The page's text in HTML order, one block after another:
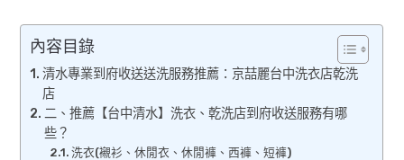
內容目錄
清水專業到府收送送洗服務推薦：京喆麗台中洗衣店乾洗
店
二、推薦【台中清水】洗衣、乾洗店到府收送服務有哪
些？
洗衣(襯衫、休閒衣、休閒褲、西褲、短褲)